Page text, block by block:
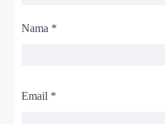
Nama *
Email *